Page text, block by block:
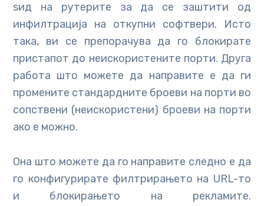
ѕид на рутерите за да се заштити од
инфилтрација на откупни софтвери. Исто
така, ви се препорачува да го блокирате
пристапот до неискористените порти. Друга
работа што можете да направите е да ги
промените стандардните броеви на порти во
сопствени (неискористени) броеви на порти
ако е можно.
Она што можете да го направите следно е да
го конфигурирате филтрирањето на URL-то
и блокирањето на рекламите.